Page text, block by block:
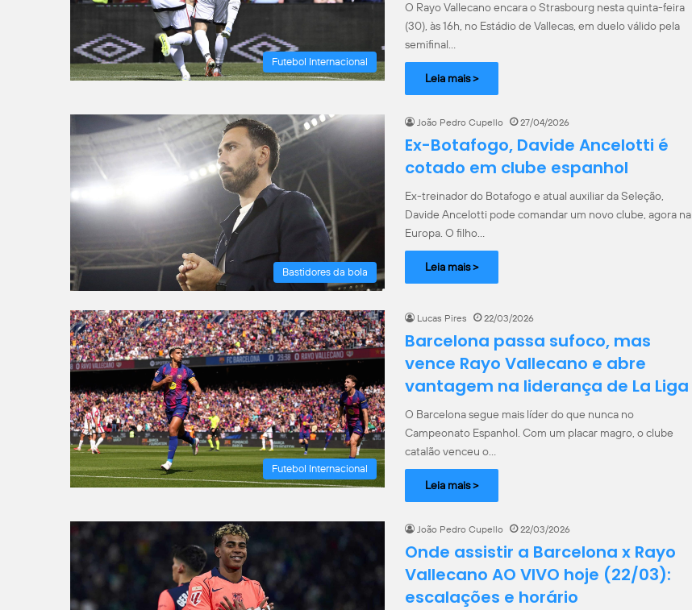
Futebol Internacional
O Rayo Vallecano encara o Strasbourg nesta quinta-feira
(30), às 16h, no Estádio de Vallecas, em duelo válido pela
semifinal…
Leia mais >
Bastidores da bola
João Pedro Cupello 27/04/2026
Ex-Botafogo, Davide Ancelotti é
cotado em clube espanhol
Ex-treinador do Botafogo e atual auxiliar da Seleção,
Davide Ancelotti pode comandar um novo clube, agora na
Europa. O filho…
Leia mais >
Futebol Internacional
Lucas Pires 22/03/2026
Barcelona passa sufoco, mas
vence Rayo Vallecano e abre
vantagem na liderança de La Liga
O Barcelona segue mais líder do que nunca no
Campeonato Espanhol. Com um placar magro, o clube
catalão venceu o…
Leia mais >
João Pedro Cupello 22/03/2026
Onde assistir a Barcelona x Rayo
Vallecano AO VIVO hoje (22/03):
escalações e horário